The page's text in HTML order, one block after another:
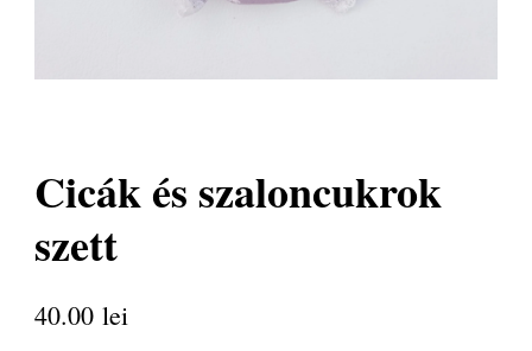
Cicák és szaloncukrok
szett
40.00 lei